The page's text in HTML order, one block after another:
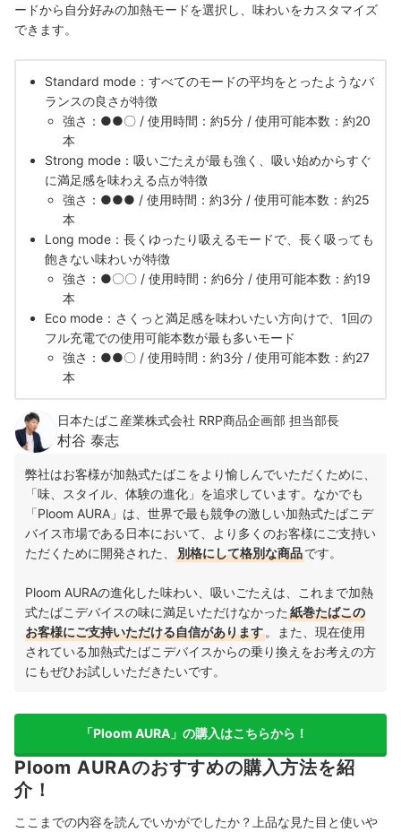
ードから自分好みの加熱モードを選択し、味わいをカスタマイズ
できます。
Standard mode：すべてのモードの平均をとったようなバ
ランスの良さが特徴
強さ：●●〇 / 使用時間：約5分 / 使用可能本数：約20
本
Strong mode：吸いごたえが最も強く、吸い始めからすぐ
に満足感を味わえる点が特徴
強さ：●●● / 使用時間：約3分 / 使用可能本数：約25
本
Long mode：長くゆったり吸えるモードで、長く吸っても
飽きない味わいが特徴
強さ：●〇〇 / 使用時間：約6分 / 使用可能本数：約19
本
Eco mode：さくっと満足感を味わいたい方向けで、1回の
フル充電での使用可能本数が最も多いモード
強さ：●●〇 / 使用時間：約3分 / 使用可能本数：約27
本
日本たばこ産業株式会社 RRP商品企画部 担当部長
村谷 泰志
弊社はお客様が加熱式たばこをより愉しんでいただくために、
「味、スタイル、体験の進化」を追求しています。なかでも
「Ploom AURA」は、世界で最も競争の激しい加熱式たばこデ
バイス市場である日本において、より多くのお客様にご支持い
ただくために開発された、
別格にして格別な商品です。
Ploom AURAの進化した味わい、吸いごたえは、これまで加熱
式たばこデバイスの味に満足いただけなかった 紙巻たばこの
お客様にご支持いただける自信があります 。また、現在使用
されている加熱式たばこデバイスからの乗り換えをお考えの方
にもぜひお試しいただきたいです。
「Ploom AURA」の購入はこちらから！
Ploom AURAのおすすめの購入方法を紹
介！
ここまでの内容を読んでいかがでしたか？上品な見た目と使いや